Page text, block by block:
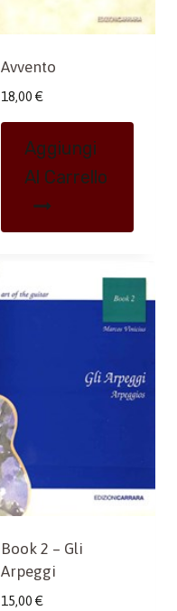
Avvento
18,00 €
Aggiungi
Al Carrello
Book 2 – Gli
Arpeggi
15,00 €